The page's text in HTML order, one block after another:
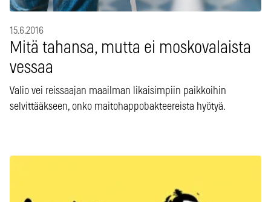
15.6.2016
Mitä tahansa, mutta ei moskovalaista
vessaa
Valio vei reissaajan maailman likaisimpiin paikkoihin
selvittääkseen, onko maitohappobakteereista hyötyä.